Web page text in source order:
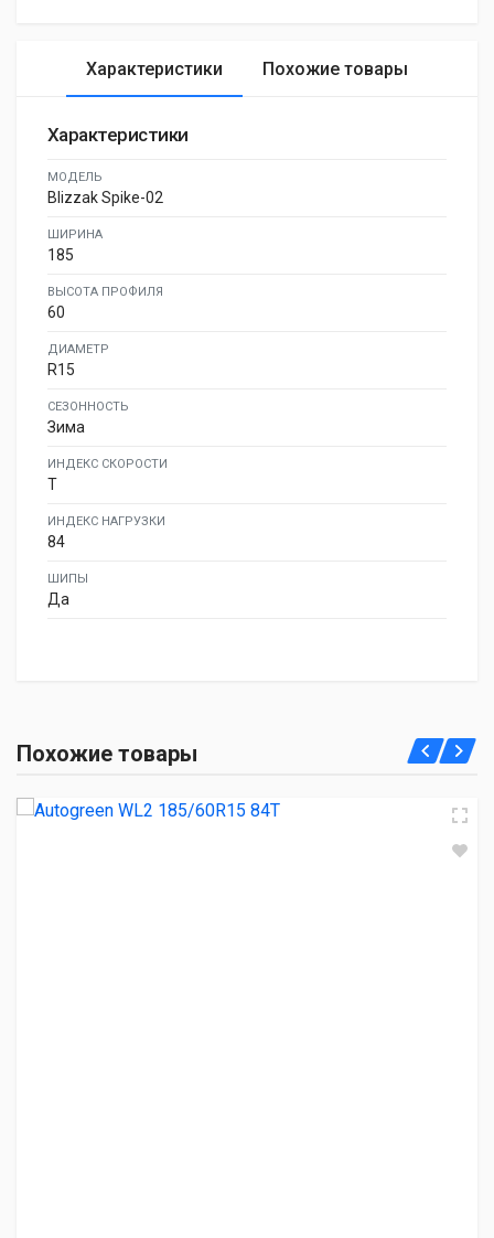
Характеристики Похожие товары
Характеристики
МОДЕЛЬ
Blizzak Spike-02
ШИРИНА
185
ВЫСОТА ПРОФИЛЯ
60
ДИАМЕТР
R15
СЕЗОННОСТЬ
Зима
ИНДЕКС СКОРОСТИ
T
ИНДЕКС НАГРУЗКИ
84
ШИПЫ
Да
Похожие товары